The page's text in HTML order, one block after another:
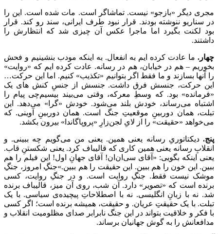
مجری دیگر «بازجو» نیست. تماشاگر است. مات شده است. این را
در سناریو ننوشته بودند. قرار نبود طرف ایرانی، سند رو کند. قرار
بود لکنت بگیرد اما ماجرا عکس آن چیزی شد که انتظارش را
داشتند.
چهار. ما عادت کرده‌ ایم به انفعال. به اینکه مودب بنشینیم و فحش
بخوریم – هم در خیابان، هم در رسانه. عادت کرده ایم که «روایت»
را آنها بسازند و ما فقط اگر بتوانیم «تکذیب» کنیم. اما این حرکت…
این حرکت، جنسش فرق داشت. جنسش از جنسِ کنش های یک
«فرمانده» بود. که وسطِ معرکه، وقتی می‌بیند بیسیم‌چی پیام را
اشتباه می‌رساند، خودش بلند می‌شود. خودش «گرا» می‌دهد. این
تبلت، همان دوربینِ موقعیتِ جنگ است. همان دوربینِ آوینی. که
می‌خواهد «حقیقت» را از لایِ لجن‌زارِ «پروپاگاندا» بیرون بکشد.
پنج. دیکتاتوریِ رسانه یعنی همین. یعنی من می‌گویم چه ببینی. و
انقلابِ رسانه یعنی همین کاری که قالیباف کرد. یعنی شکستنِ قاب.
یعنی اینکه بگویی: «آقای سی‌ان‌ان! آقای جهانِ اول! این فیلم را هم
ببین. این خون را هم ببین. این حقیقت را هم ببین.»جنگِ امروز، جنگِ
موشک نیست فقط. جنگِ روایت است. و در جنگِ روایت، کسی
برنده است که «تصویر» دارد. آن شب، روی آن میز، قالیباف برنده
شد. نه با زبانِ انگلیسی. نه با اصطلاحاتِ پیچیده‌ی سیاسی. با یک
تبلت. با یک حقیقتِ عریان. و حقیقت، همیشه برنده‌ است؛ اگر کسی
با فکر و خلاقیت بتواند در این جنگ نابرابر صدای مظلومیت انقلاب و
مدافعانش را به گوش جهانیان برساند.